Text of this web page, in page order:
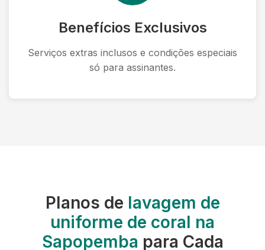
Benefícios Exclusivos
Serviços extras inclusos e condições especiais
só para assinantes.
Planos de lavagem de
uniforme de coral na
Sapopemba para Cada